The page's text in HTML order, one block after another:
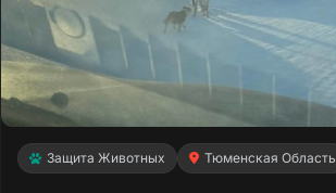
Защита Животных Тюменская Область